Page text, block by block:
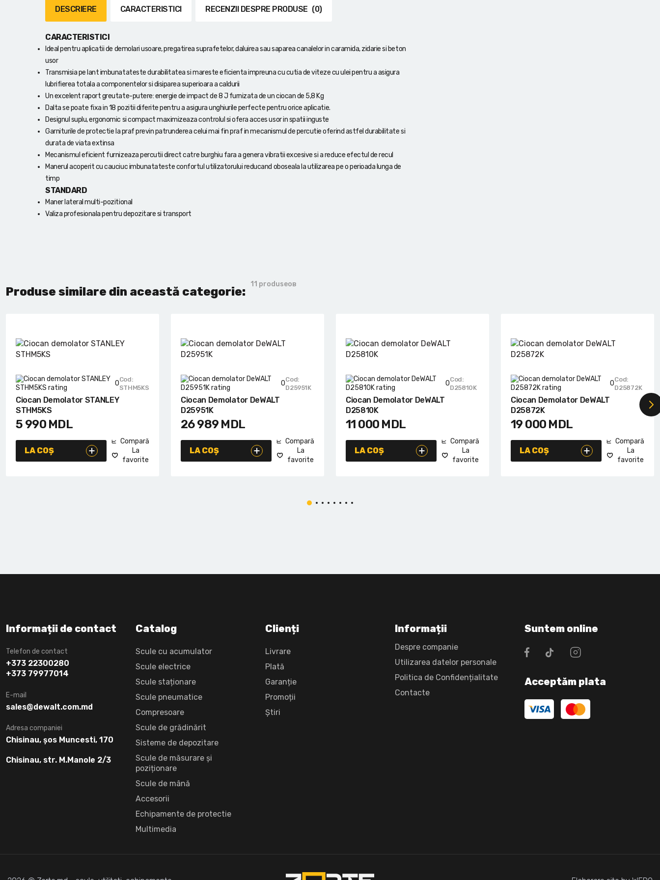
Acumulatoare si încărcătoare
Alte scule cu acumulator
DESCRIERE CARACTERISTICI RECENZII DESPRE PRODUSE (0)
CARACTERISTICI
Ideal pentru aplicatii de demolari usoare, pregatirea suprafetelor, daluirea sau saparea canalelor in caramida, zidarie si beton
usor
Transmisia pe lant imbunatateste durabilitatea si mareste eficienta impreuna cu cutia de viteze cu ulei pentru a asigura
lubrifierea totala a componentelor si disiparea superioara a caldurii
Un excelent raport greutate-putere: energie de impact de 8 J furnizata de un ciocan de 5,8 Kg
Dalta se poate fixa in 18 pozitii diferite pentru a asigura unghiurile perfecte pentru orice aplicatie.
Designul suplu, ergonomic si compact maximizeaza controlul si ofera acces usor in spatii inguste
Garniturile de protectie la praf previn patrunderea celui mai fin praf in mecanismul de percutie oferind astfel durabilitate si
durata de viata extinsa
Mecanismul eficient furnizeaza percutii direct catre burghiu fara a genera vibratii excesive si a reduce efectul de recul
Manerul acoperit cu cauciuc imbunatateste confortul utilizatorului reducand oboseala la utilizarea pe o perioada lunga de
timp
STANDARD
Maner lateral multi-pozitional
Valiza profesionala pentru depozitare si transport
Produse similare din această categorie:
11 produseов
0Cod:
STHM5KS
Ciocan Demolator STANLEY
STHM5KS
5 990 MDL
LA COȘ
Compară
La
favorite
0Cod:
D25951K
Ciocan Demolator DeWALT
D25951K
26 989 MDL
LA COȘ
Compară
La
favorite
0Cod:
D25810K
Ciocan Demolator DeWALT
D25810K
11 000 MDL
LA COȘ
Compară
La
favorite
0Cod:
D25872K
Ciocan Demolator DeWALT
D25872K
19 000 MDL
LA COȘ
Compară
La
favorite
Informații de contact
Telefon de contact
+373 22300280
+373 79977014
E-mail
sales@dewalt.com.md
Adresa companiei
Chisinau, șos Muncesti, 170
Chisinau, str. M.Manole 2/3
Catalog
Scule cu acumulator
Scule electrice
Scule staționare
Scule pneumatice
Compresoare
Scule de grădinărit
Sisteme de depozitare
Scule de măsurare și
poziționare
Scule de mână
Accesorii
Echipamente de protectie
Multimedia
Clienți
Livrare
Plată
Garanție
Promoții
Știri
Informații
Despre companie
Utilizarea datelor personale
Politica de Confidențialitate
Сontacte
Suntem online
Acceptăm plata